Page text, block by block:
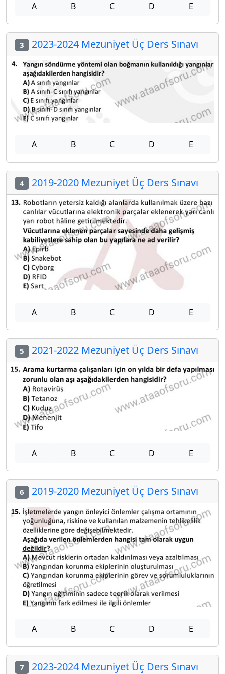
A B C D E
3 2023-2024 Mezuniyet Üç Ders Sınavı
A B C D E
4 2019-2020 Mezuniyet Üç Ders Sınavı
A B C D E
5 2021-2022 Mezuniyet Üç Ders Sınavı
A B C D E
6 2019-2020 Mezuniyet Üç Ders Sınavı
A B C D E
7 2023-2024 Mezuniyet Üç Ders Sınavı